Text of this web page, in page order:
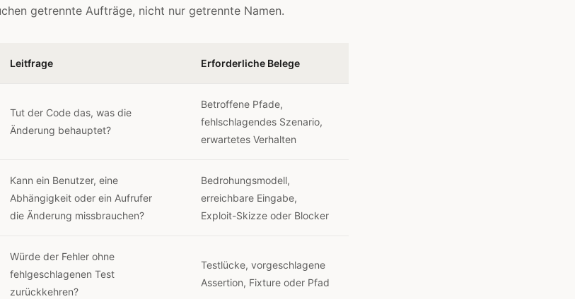
getrennte Aufträge, nicht nur getrennte Namen.
Leitfrage Erforderliche Belege
Tut der Code das, was die
Änderung behauptet?
Betroffene Pfade,
fehlschlagendes Szenario,
erwartetes Verhalten
Kann ein Benutzer, eine
Abhängigkeit oder ein Aufrufer
die Änderung missbrauchen?
Bedrohungsmodell,
erreichbare Eingabe,
Exploit-Skizze oder Blocker
Würde der Fehler ohne
fehlgeschlagenen Test
zurückkehren?
Testlücke, vorgeschlagene
Assertion, Fixture oder Pfad